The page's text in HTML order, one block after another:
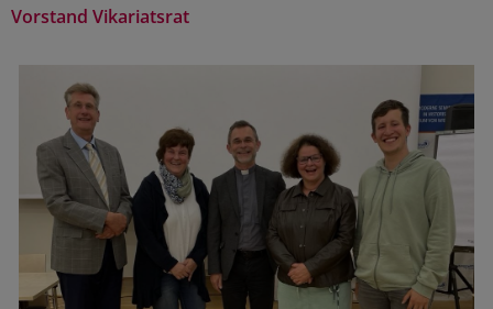
Vorstand Vikariatsrat